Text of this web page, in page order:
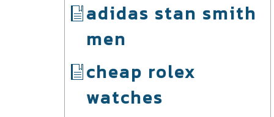
adidas stan smith
men
cheap rolex
watches